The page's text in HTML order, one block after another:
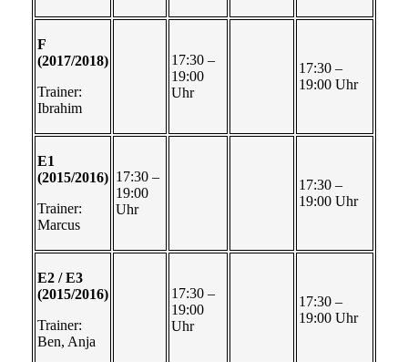
F
(2017/2018)
Trainer:
Ibrahim
17:30 –
19:00
Uhr
17:30 –
19:00 Uhr
E1
(2015/2016)
Trainer:
Marcus
17:30 –
19:00
Uhr
17:30 –
19:00 Uhr
E2 / E3
(2015/2016)
Trainer:
Ben, Anja
17:30 –
19:00
Uhr
17:30 –
19:00 Uhr